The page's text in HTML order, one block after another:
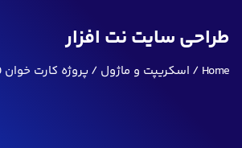
طراحی سایت نت افزار
Home اسکریپت و ماژول پروژه کارت خوان RFID حرفه ای